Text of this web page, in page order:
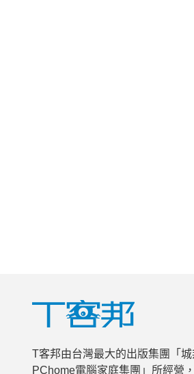
T客邦由台灣最大的出版集團「
PChome電腦家庭集團」所經營